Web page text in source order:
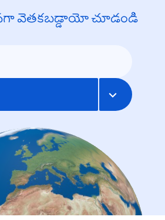
వెతకబడ్డాయో చూడండి